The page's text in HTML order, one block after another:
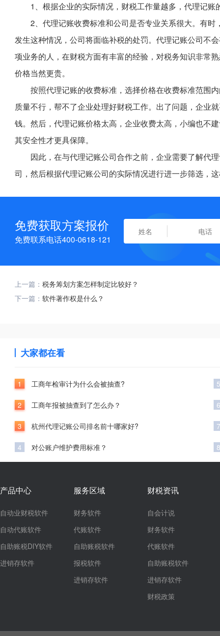
1、根据企业的实际情况，财税工作量越多，代理记账
2、代理记账收费标准和公司是否专业关系很大。有
发生这种情况，公司将面临补税的处罚。代理记账公司不
项业务的人，在财税方面有丰富的经验，对税务知识非常
价格当然更贵。
按照代理记账的收费标准，选择价格在收费标准范围
质量不行，帮不了企业处理好财税工作。出了问题，企业
钱。然后，代理记账价格太高，企业收费太高，小编也不
其安全性才更具保障。
因此，在与代理记账公司合作之前，企业需要了解代
司，然后根据代理记账公司的实际情况进行进一步筛选，
免费获取方案报价
免费联系电话400-0618-121
上一篇： 税务筹划方案怎样制定比较好？
下一篇： 软件著作权是什么？
大家都在看
1 工商年检审计为什么会被抽查?
2 工商年报被抽查到了怎么办？
3 杭州代理记账公司排名前十哪家好?
4 对公账户维护费用标准？
5
6
7
8
产品中心
自动业财税软件
自动代账软件
自助账税DIY软件
进销存软件
服务区域
财务软件
代账软件
自助账税软件
报税软件
进销存软件
财税资讯
自会计说
财务软件
代账软件
自助账税软件
进销存软件
财税政策